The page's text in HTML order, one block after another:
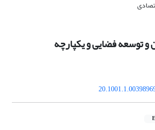
توسعه فضایی و یکپارچه